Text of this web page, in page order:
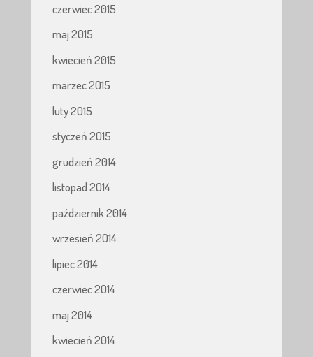
czerwiec 2015
maj 2015
kwiecień 2015
marzec 2015
luty 2015
styczeń 2015
grudzień 2014
listopad 2014
październik 2014
wrzesień 2014
lipiec 2014
czerwiec 2014
maj 2014
kwiecień 2014